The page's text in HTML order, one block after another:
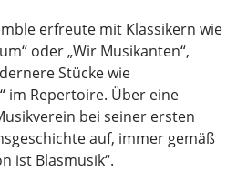
erfreute mit Klassikern wie
oder „Wir Musikanten“,
Stücke wie
im Repertoire. Über eine
bei seiner ersten
auf, immer gemäß
ist Blasmusik“.